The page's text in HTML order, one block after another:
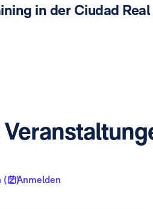
in der Ciudad Real
2 )Anmelden